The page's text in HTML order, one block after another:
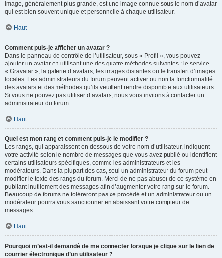
image, généralement plus grande, est une image connue sous le nom d’avatar
qui est bien souvent unique et personnelle à chaque utilisateur.
Haut
Comment puis-je afficher un avatar ?
Dans le panneau de contrôle de l’utilisateur, sous « Profil », vous pouvez
ajouter un avatar en utilisant une des quatre méthodes suivantes : le service
« Gravatar », la galerie d’avatars, les images distantes ou le transfert d’images
locales. Les administrateurs du forum peuvent activer ou non la fonctionnalité
des avatars et des méthodes qu’ils veuillent rendre disponible aux utilisateurs.
Si vous ne pouvez pas utiliser d’avatars, nous vous invitons à contacter un
administrateur du forum.
Haut
Quel est mon rang et comment puis-je le modifier ?
Les rangs, qui apparaissent en dessous de votre nom d’utilisateur, indiquent
votre activité selon le nombre de messages que vous avez publié ou identifient
certains utilisateurs spécifiques, comme les administrateurs et les
modérateurs. Dans la plupart des cas, seul un administrateur du forum peut
modifier le texte des rangs du forum. Merci de ne pas abuser de ce système en
publiant inutilement des messages afin d’augmenter votre rang sur le forum.
Beaucoup de forums ne toléreront pas ce procédé et un administrateur ou un
modérateur pourra vous sanctionner en abaissant votre compteur de
messages.
Haut
Pourquoi m’est-il demandé de me connecter lorsque je clique sur le lien de
courrier électronique d’un utilisateur ?